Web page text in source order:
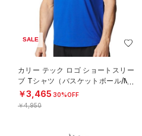
SALE
カリー テック ロゴ ショートスリー
ブ Tシャツ（バスケットボール/ME
N）
￥3,465 30%OFF
￥4,950